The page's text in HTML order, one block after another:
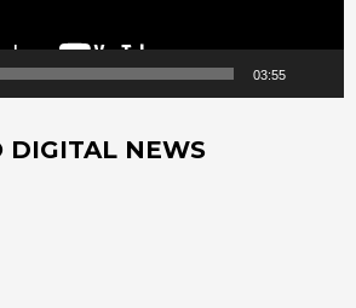
03:55
DIGITAL NEWS